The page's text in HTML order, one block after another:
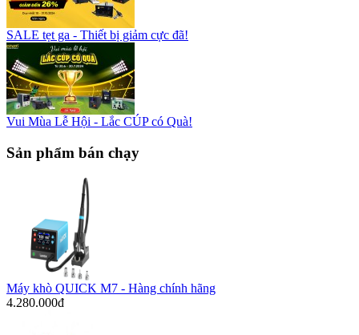
SALE tẹt ga - Thiết bị giảm cực đã!
Vui Mùa Lễ Hội - Lắc CÚP có Quà!
Sản phẩm bán chạy
Máy khò QUICK M7 - Hàng chính hãng
4.280.000đ